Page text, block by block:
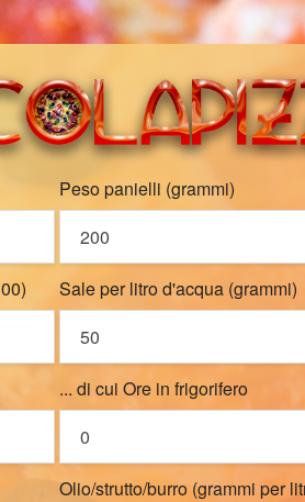
Peso panielli (grammi)
Sale per litro d'acqua (grammi)
... di cui Ore in frigorifero
Olio/strutto/burro (grammi per